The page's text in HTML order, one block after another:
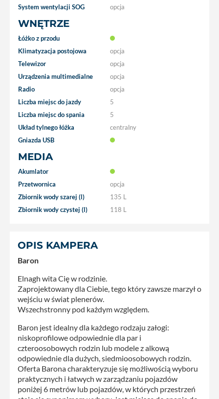
System wentylacji SOG
opcja
WNĘTRZE
Łóżko z przodu
Klimatyzacja postojowa
opcja
Telewizor
opcja
Urządzenia multimedialne
opcja
Radio
opcja
Liczba miejsc do jazdy
5
Liczba miejsc do spania
5
Układ tylnego łóżka
centralny
Gniazda USB
MEDIA
Akumlator
Przetwornica
opcja
Zbiornik wody szarej (l)
135 L
Zbiornik wody czystej (l)
118 L
OPIS KAMPERA
Baron
Elnagh wita Cię w rodzinie.
Zaprojektowany dla Ciebie, tego który zawsze marzył o
wejściu w świat plenerów.
Wszechstronny pod każdym względem.
Baron jest idealny dla każdego rodzaju załogi:
niskoprofilowe odpowiednie dla par i
czteroosobowych rodzin lub modele z alkową
odpowiednie dla dużych, siedmioosobowych rodzin.
Oferta Barona charakteryzuje się możliwością wyboru
praktycznych i łatwych w zarządzaniu pojazdów
poniżej 6 metrów lub pojazdów, w których przestrzeń